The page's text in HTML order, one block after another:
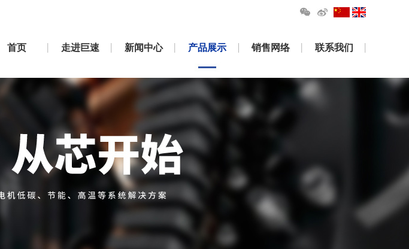
首页 走进巨速 新闻中心 产品展示 销售网络 联系我们